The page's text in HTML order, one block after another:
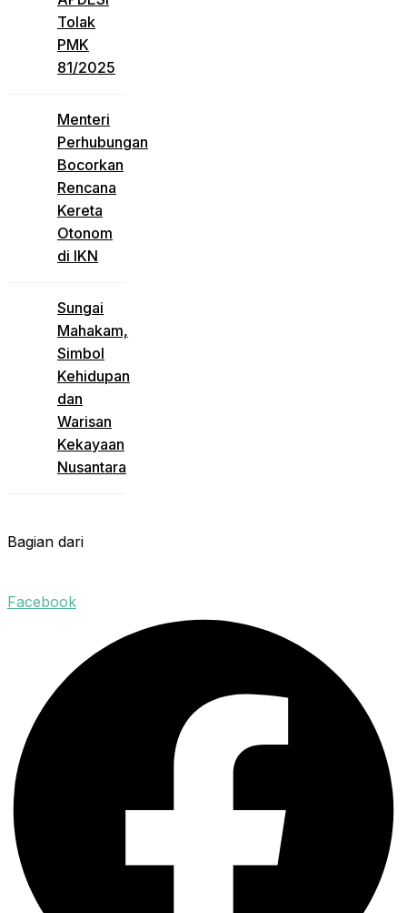
Tolak
PMK
81/2025
Menteri
Perhubungan
Bocorkan
Rencana
Kereta
Otonom
di IKN
Sungai
Mahakam,
Simbol
Kehidupan
dan
Warisan
Kekayaan
Nusantara
Bagian dari
Facebook